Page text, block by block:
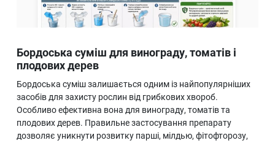
Людина
Ukraine
Про нас
Бордоська суміш для винограду, томатів і
плодових дерев
Бордоська суміш залишається одним із найпопулярніших
засобів для захисту рослин від грибкових хвороб.
Особливо ефективна вона для винограду, томатів та
плодових дерев. Правильне застосування препарату
дозволяє уникнути розвитку парші, мілдью, фітофторозу,